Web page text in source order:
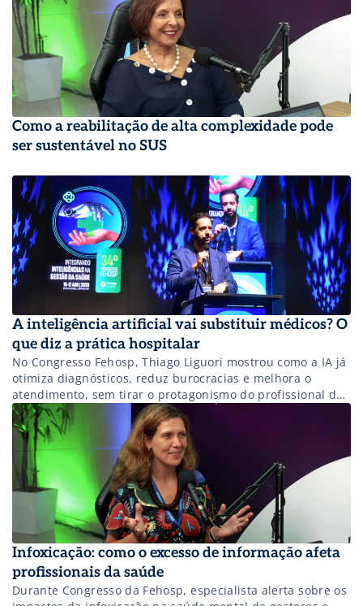
Como a reabilitação de alta complexidade pode
ser sustentável no SUS
A inteligência artificial vai substituir médicos? O
que diz a prática hospitalar
No Congresso Fehosp, Thiago Liguori mostrou como a IA já
otimiza diagnósticos, reduz burocracias e melhora o
atendimento, sem tirar o protagonismo do profissional de
saúde.
Infoxicação: como o excesso de informação afeta
profissionais da saúde
Durante Congresso da Fehosp, especialista alerta sobre os